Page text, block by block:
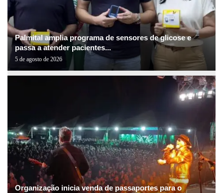
Palmital amplia programa de sensores de glicose e
passa a atender pacientes...
5 de agosto de 2026
Organização inicia venda de passaportes para o